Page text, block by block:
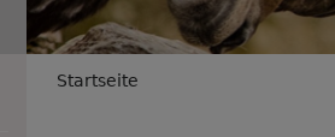
Breadcrumb
Startseite